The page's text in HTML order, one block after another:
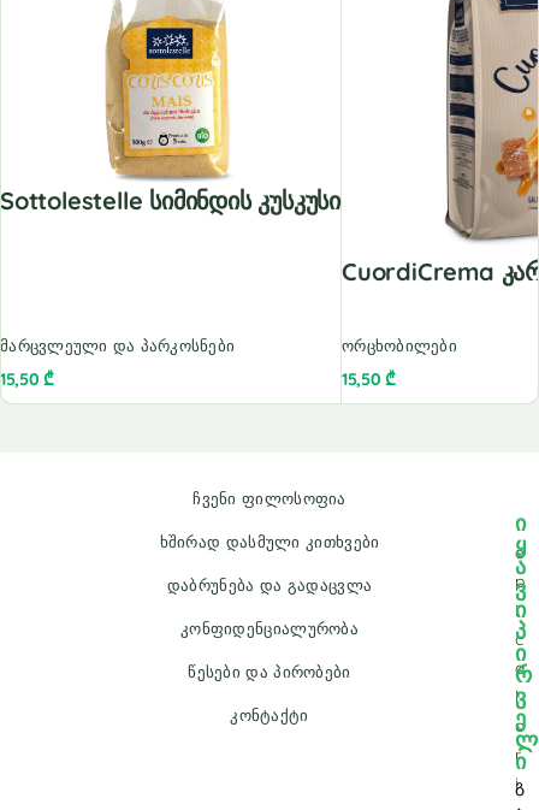
Sottolestelle Სიმინდის Კუსკუსი
მარცვლეული და პარკოსნები
15,50₾
CuordiCrema
ორცხობილები
15,50₾
ჩვენი ფილოსოფია
ხშირად დასმული კითხვები
დაბრუნება და გადაცვლა
კონფიდენციალურობა
წესები და პირობები
კონტაქტი
e
p
i
c
a
l
o
r
i
ი
ყ
ა
ვ
ი
პ
ი
რ
ვ
ე
ლ
ი
გ